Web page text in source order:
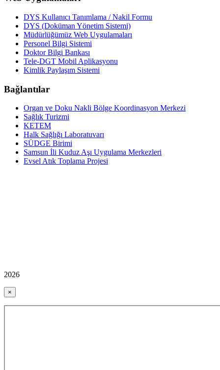
DYS Kullanıcı Tanımlama / Nakil Formu
DYS (Doküman Yönetim Sistemi)
Müdürlüğümüz Web Uygulamaları
Personel Bilgi Sistemi
Doktor Bilgi Bankası
Tele-DGT Mobil Aplikasyonu
Kimlik Paylaşım Sistemi
Bağlantılar
Organ ve Doku Nakli Bölge Koordinasyon Merkezi
Sağlık Turizmi
KETEM
Halk Sağlığı Laboratuvarı
SÜDGE Birimi
Samsun İli Kuduz Aşı Uygulama Merkezleri
Evsel Atık Toplama Projesi
2026
×